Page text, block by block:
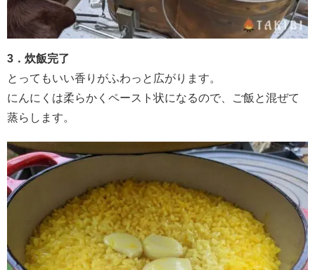
3．炊飯完了
とってもいい香りがふわっと広がります。
にんにくは柔らかくペースト状になるので、ご飯と混ぜて
蒸らします。